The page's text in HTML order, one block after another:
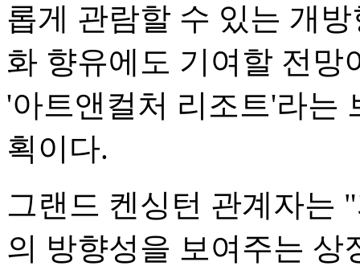
롭게 관람할 수 있는 개
화 향유에도 기여할 전망
'아트앤컬처 리조트'라는
획이다.
그랜드 켄싱턴 관계자는
의 방향성을 보여주는